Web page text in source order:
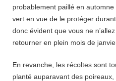
probablement paillé en
vert en vue de le protéger
donc évident que vous ne
retourner en plein mois de
En revanche, les récoltes sont
planté auparavant des